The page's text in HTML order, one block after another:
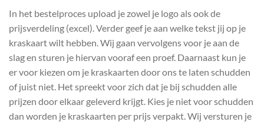
In het bestelproces upload je zowel je logo als ook de
prijsverdeling (excel). Verder geef je aan welke tekst jij op je
kraskaart wilt hebben. Wij gaan vervolgens voor je aan de
slag en sturen je hiervan vooraf een proef. Daarnaast kun je
er voor kiezen om je kraskaarten door ons te laten schudden
of juist niet. Het spreekt voor zich dat je bij schudden alle
prijzen door elkaar geleverd krijgt. Kies je niet voor schudden
dan worden je kraskaarten per prijs verpakt. Wij versturen je